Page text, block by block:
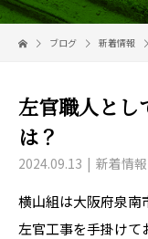
ブログ 新着情報
左官職人とし
は？
2024.09.13 新着情報
横山組は大阪府泉南
左官工事を手掛けて